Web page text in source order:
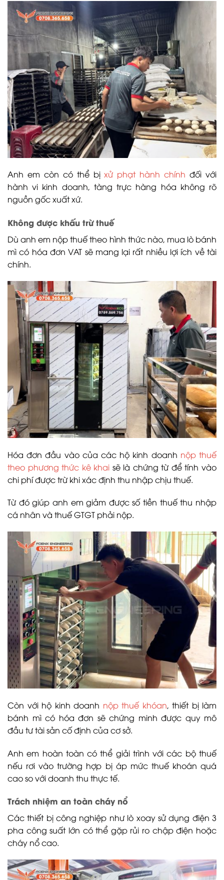
Anh em còn có thể bịxử phạt hành chính đối với
hành vi kinh doanh, tàng trực hàng hóa không rõ
nguồn gốc xuất xứ.
Không được khấu trừ thuế
Dù anh em nộp thuế theo hình thức nào, mua lò bánh
mì có hóa đơn VAT sẽ mang lại rất nhiều lợi ích về tài
chính.
Hóa đơn đầu vào của các hộ kinh doanh nộp thuế
theo phương thức kê khai sẽ là chứng từ để tính vào
chi phí được trừ khi xác định thu nhập chịu thuế.
Từ đó giúp anh em giảm được số tiền thuế thu nhập
cá nhân và thuế GTGT phải nộp.
Còn với hộ kinh doanh nộp thuế khóan, thiết bị làm
bánh mì có hóa đơn sẽ chứng minh được quy mô
đầu tư tài sản cố định của cơ sở.
Anh em hoàn toàn có thể giải trình với các bộ thuế
nếu rơi vào trường hợp bị áp mức thuế khoán quá
cao so với doanh thu thực tế.
Trách nhiệm an toàn cháy nổ
Các thiết bị công nghiệp như lò xoay sử dụng điện 3
pha công suất lớn có thể gặp rủi ro chập điện hoặc
cháy nổ cao.